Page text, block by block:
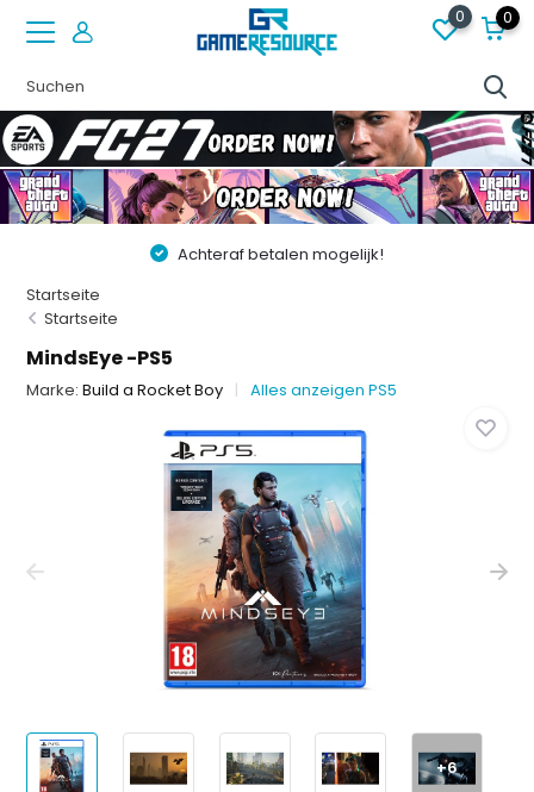
0 0
Achteraf betalen mogelijk!
Startseite
Startseite
MindsEye -PS5
Marke:Build a Rocket Boy Alles anzeigen PS5
+6